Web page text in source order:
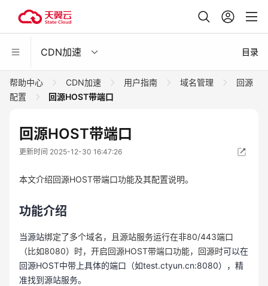
CDN加速 目录
帮助中心 CDN加速 用户指南 域名管理
回源
配置
回源HOST带端口
回源HOST带端口
更新时间 2025-12-30 16:47:26
本文介绍回源HOST带端口功能及其配置说明。
功能介绍
当源站绑定了多个域名，且源站服务运行在非80/443端口
（比如8080）时，开启回源HOST带端口功能，回源时可以在
回源HOST中带上具体的端口（如test.ctyun.cn:8080），精
准找到源站服务。